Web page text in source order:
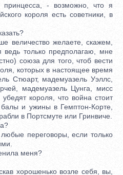
- возможно, что я
короля есть советники, в
желаете, скажем,
ведь только предполагаю, мне
союза для того, чтоб вести
которых в настоящее время
Стюарт, мадемуазель Уэллс,
мадемуазель Цунга, мисс
короля, что война стоит
и ужины в Гемптон-Корте,
в Портсмуте или Гринвиче.
переговоры, если только
меня?
хорошенько возле себя, вы,